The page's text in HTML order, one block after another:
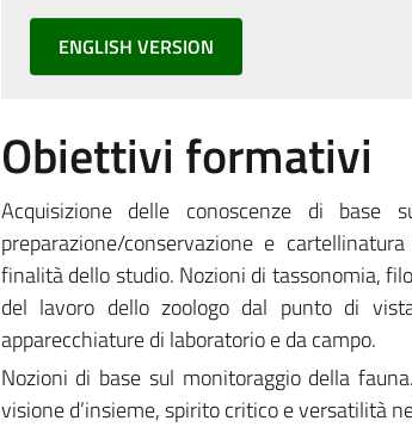
ENGLISH VERSION
Obiettivi formativi
Acquisizione delle conoscenze di base
preparazione/conservazione e
finalità dello studio. Nozioni di tassonomia,
del lavoro dello zoologo dal punto di
apparecchiature di laboratorio e da campo.
Nozioni di base sul monitoraggio della
visione d’insieme, spirito critico e versatilità